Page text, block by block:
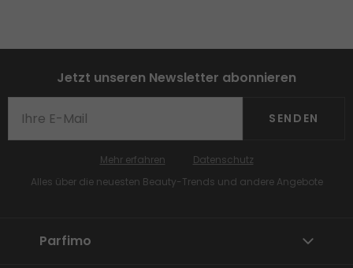
Jetzt unseren Newsletter abonnieren
SENDEN
Alles über die neuesten Beauty-Trends und andere Angebote
Mehr erfahren Datenschutz
Parfimo